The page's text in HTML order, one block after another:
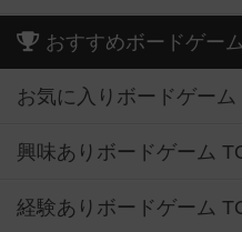
おすすめボードゲーム
お気に入りボードゲーム
興味ありボードゲーム
経験ありボードゲーム